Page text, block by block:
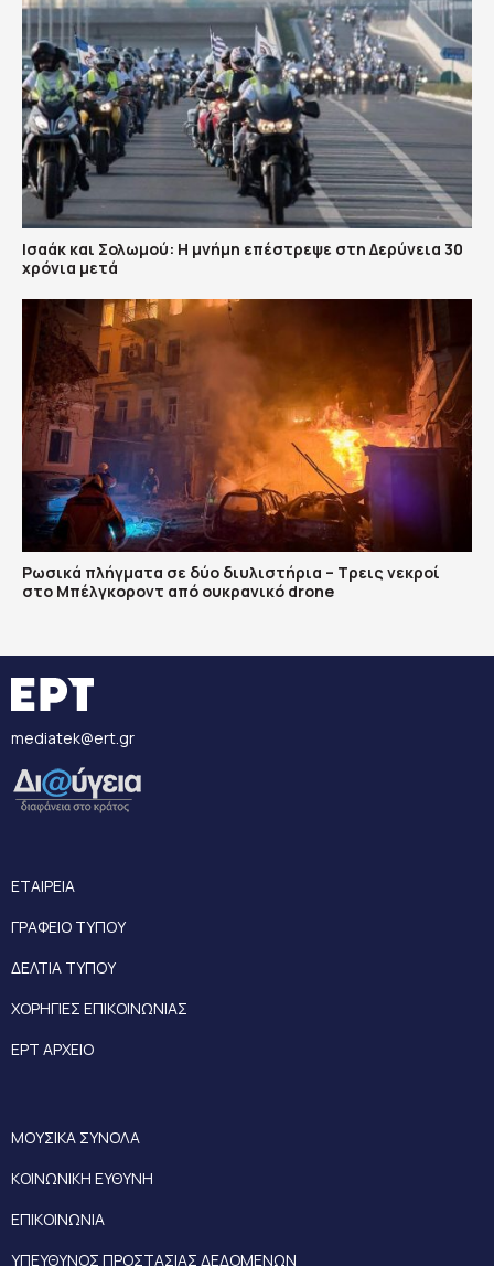
Ισαάκ και Σολωμού: Η μνήμη επέστρεψε στη Δερύνεια 30
χρόνια μετά
Ρωσικά πλήγματα σε δύο διυλιστήρια – Τρεις νεκροί
στο Μπέλγκοροντ από ουκρανικό drone
mediatek@ert.gr
ΕΤΑΙΡΕΙΑ
ΓΡΑΦΕΙΟ ΤΥΠΟΥ
ΔΕΛΤΙΑ ΤΥΠΟΥ
ΧΟΡΗΓΙΕΣ ΕΠΙΚΟΙΝΩΝΙΑΣ
ΕΡΤ ΑΡΧΕΙΟ
ΜΟΥΣΙΚΑ ΣΥΝΟΛΑ
ΚΟΙΝΩΝΙΚΗ ΕΥΘΥΝΗ
ΕΠΙΚΟΙΝΩΝΙΑ
ΥΠΕΥΘΥΝΟΣ ΠΡΟΣΤΑΣΙΑΣ ΔΕΔΟΜΕΝΩΝ